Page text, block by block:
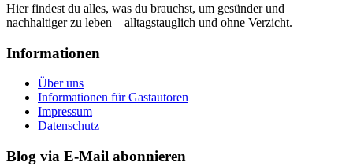
Hier findest du alles, was du brauchst, um gesünder und
nachhaltiger zu leben – alltagstauglich und ohne Verzicht.
Informationen
Über uns
Informationen für Gastautoren
Impressum
Datenschutz
Blog via E-Mail abonnieren